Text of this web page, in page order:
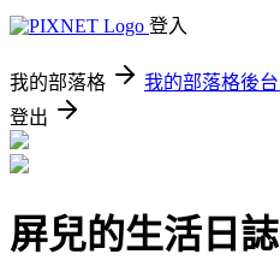
登入
我的部落格 我的部落格後台
登出
屏兒的生活日誌